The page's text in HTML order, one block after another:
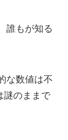
誰もが知る
な数値は不
謎のままで